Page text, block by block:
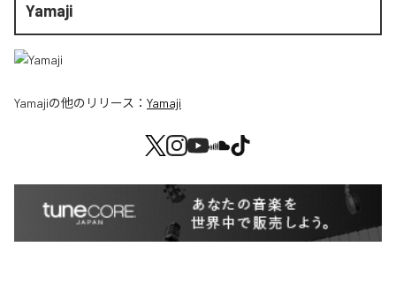
Yamaji
Yamajiの他のリリース： Yamaji